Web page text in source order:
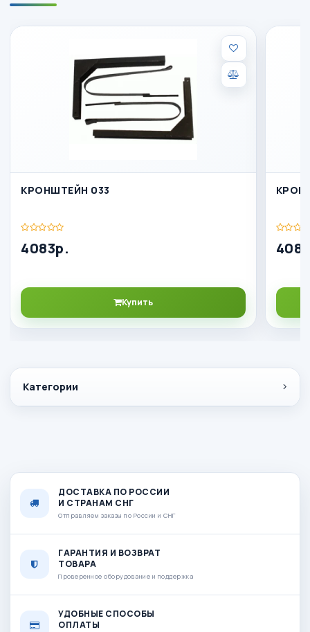
Категории
КРОНШТЕЙН 033
4083р.
Купить
ДОСТАВКА ПО РОССИИ
И СТРАНАМ СНГ
Отправляем заказы по России и СНГ
ГАРАНТИЯ И ВОЗВРАТ
ТОВАРА
Проверенное оборудование и поддержка
УДОБНЫЕ СПОСОБЫ
ОПЛАТЫ